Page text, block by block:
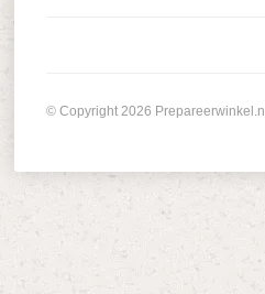
© Copyright 2026 Prepareerwinkel.nl